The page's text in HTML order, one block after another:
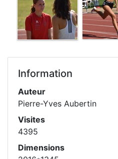
Information
Auteur
Pierre-Yves Aubertin
Visites
4395
Dimensions